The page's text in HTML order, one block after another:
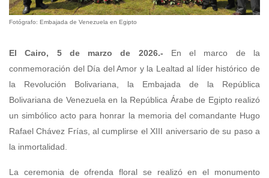
Fotógrafo: Embajada de Venezuela en Egipto
El Cairo, 5 de marzo de 2026.- En el marco de la
conmemoración del Día del Amor y la Lealtad al líder histórico de
la Revolución Bolivariana, la Embajada de la República
Bolivariana de Venezuela en la República Árabe de Egipto realizó
un simbólico acto para honrar la memoria del comandante Hugo
Rafael Chávez Frías, al cumplirse el XIII aniversario de su paso a
la inmortalidad.
La ceremonia de ofrenda floral se realizó en el monumento